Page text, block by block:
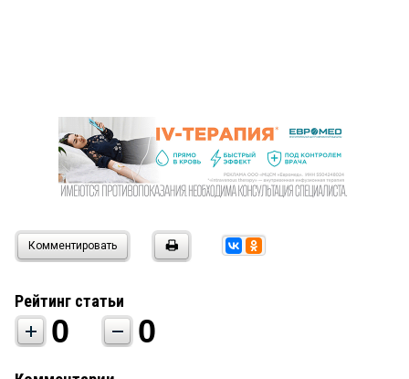
Комментировать
Рейтинг статьи
0 0